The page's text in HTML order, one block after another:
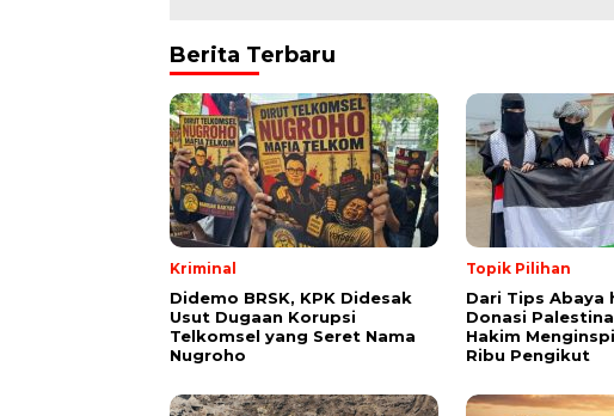
Berita Terbaru
Kriminal
Didemo BRSK, KPK Didesak
Usut Dugaan Korupsi
Telkomsel yang Seret Nama
Nugroho
Topik Pilihan
Dari Tips Abaya
Donasi
Hakim
Ribu Pengikut